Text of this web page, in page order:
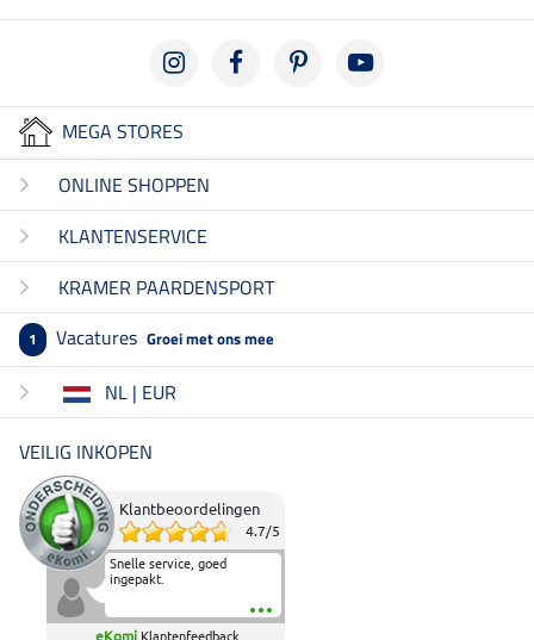
MEGA STORES
ONLINE SHOPPEN
KLANTENSERVICE
KRAMER PAARDENSPORT
1 Vacatures Groei met ons mee
NL | EUR
VEILIG INKOPEN
Klantbeoordelingen
4.7/5
Snelle service, goed
ingepakt.
eKomi Klantenfeedback